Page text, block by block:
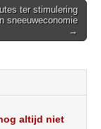
ter stimulering
sneeuweconomie
→
altijd niet